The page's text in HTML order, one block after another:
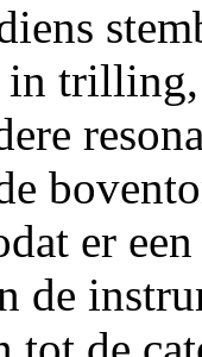
trilling,
er
de